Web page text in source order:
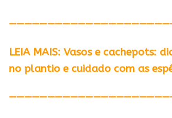
LEIA MAIS: Vasos e cachepots:
no plantio e cuidado com as